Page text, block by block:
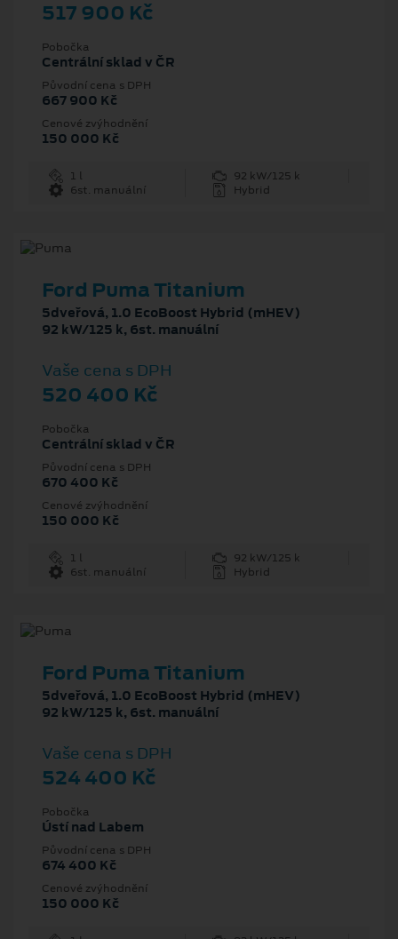
517 900 Kč
Pobočka
Centrální sklad v ČR
Původní cena s DPH
667 900 Kč
Cenové zvýhodnění
150 000 Kč
1 l
92 kW/125 k
6st. manuální
Hybrid
Ford Puma Titanium
5dveřová, 1.0 EcoBoost Hybrid (mHEV)
92 kW/125 k, 6st. manuální
Vaše cena s DPH
520 400 Kč
Pobočka
Centrální sklad v ČR
Původní cena s DPH
670 400 Kč
Cenové zvýhodnění
150 000 Kč
1 l
92 kW/125 k
6st. manuální
Hybrid
Ford Puma Titanium
5dveřová, 1.0 EcoBoost Hybrid (mHEV)
92 kW/125 k, 6st. manuální
Vaše cena s DPH
524 400 Kč
Pobočka
Ústí nad Labem
Původní cena s DPH
674 400 Kč
Cenové zvýhodnění
150 000 Kč